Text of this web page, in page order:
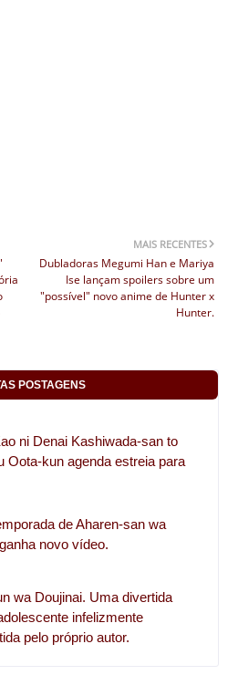
MAIS RECENTES
Dubladoras Megumi Han e Mariya
Ise lançam spoilers sobre um
"possível" novo anime de Hunter x
Hunter.
POSTAGENS
ni Denai Kashiwada-san to
Oota-kun agenda estreia para
de Aharen-san wa
novo vídeo.
wa Doujinai. Uma divertida
infelizmente
pelo próprio autor.